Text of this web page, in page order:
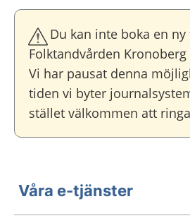
Du kan inte boka en
Folktandvården Kronoberg
Vi har pausat denna
tiden vi byter
stället välkommen att
Våra e-tjänster